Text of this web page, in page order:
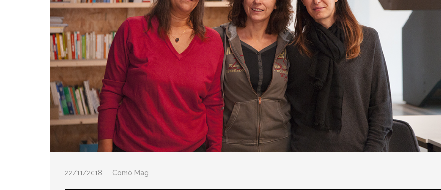
22/11/2018 Comò Mag